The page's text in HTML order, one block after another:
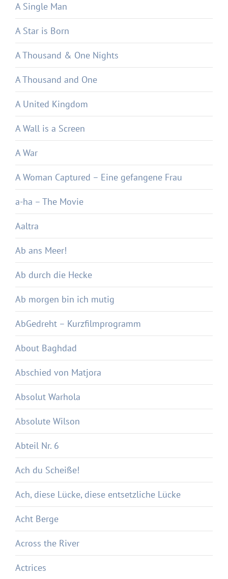
A Single Man
A Star is Born
A Thousand & One Nights
A Thousand and One
A United Kingdom
A Wall is a Screen
A War
A Woman Captured – Eine gefangene Frau
a-ha – The Movie
Aaltra
Ab ans Meer!
Ab durch die Hecke
Ab morgen bin ich mutig
AbGedreht – Kurzfilmprogramm
About Baghdad
Abschied von Matjora
Absolut Warhola
Absolute Wilson
Abteil Nr. 6
Ach du Scheiße!
Ach, diese Lücke, diese entsetzliche Lücke
Acht Berge
Across the River
Actrices